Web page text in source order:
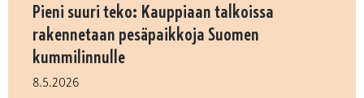
Pieni suuri teko: Kauppiaan talkoissa
rakennetaan pesäpaikkoja Suomen
kummilinnulle
8.5.2026